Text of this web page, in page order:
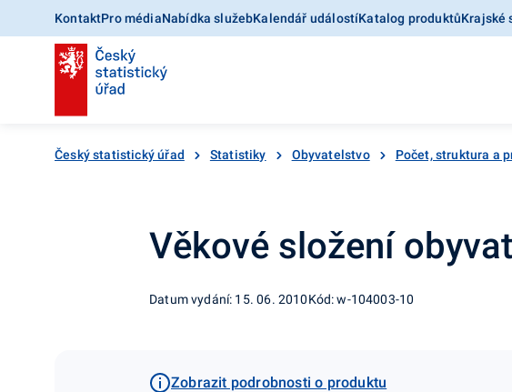
KontaktPro médiaNabídka služebKalendář událostíKatalog produktůKrajské
Český statistický úřad Statistiky Obyvatelstvo Počet, struktura a
Věkové složení
Datum vydání: 15. 06. 2010Kód: w-104003-10
Zobrazit podrobnosti o produktu